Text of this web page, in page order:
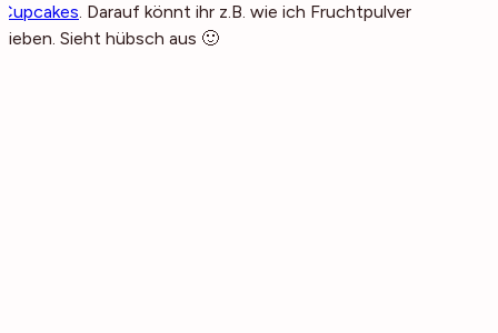
Cupcakes. Darauf könnt ihr z.B. wie ich Fruchtpulver
sieben. Sieht hübsch aus 🙂